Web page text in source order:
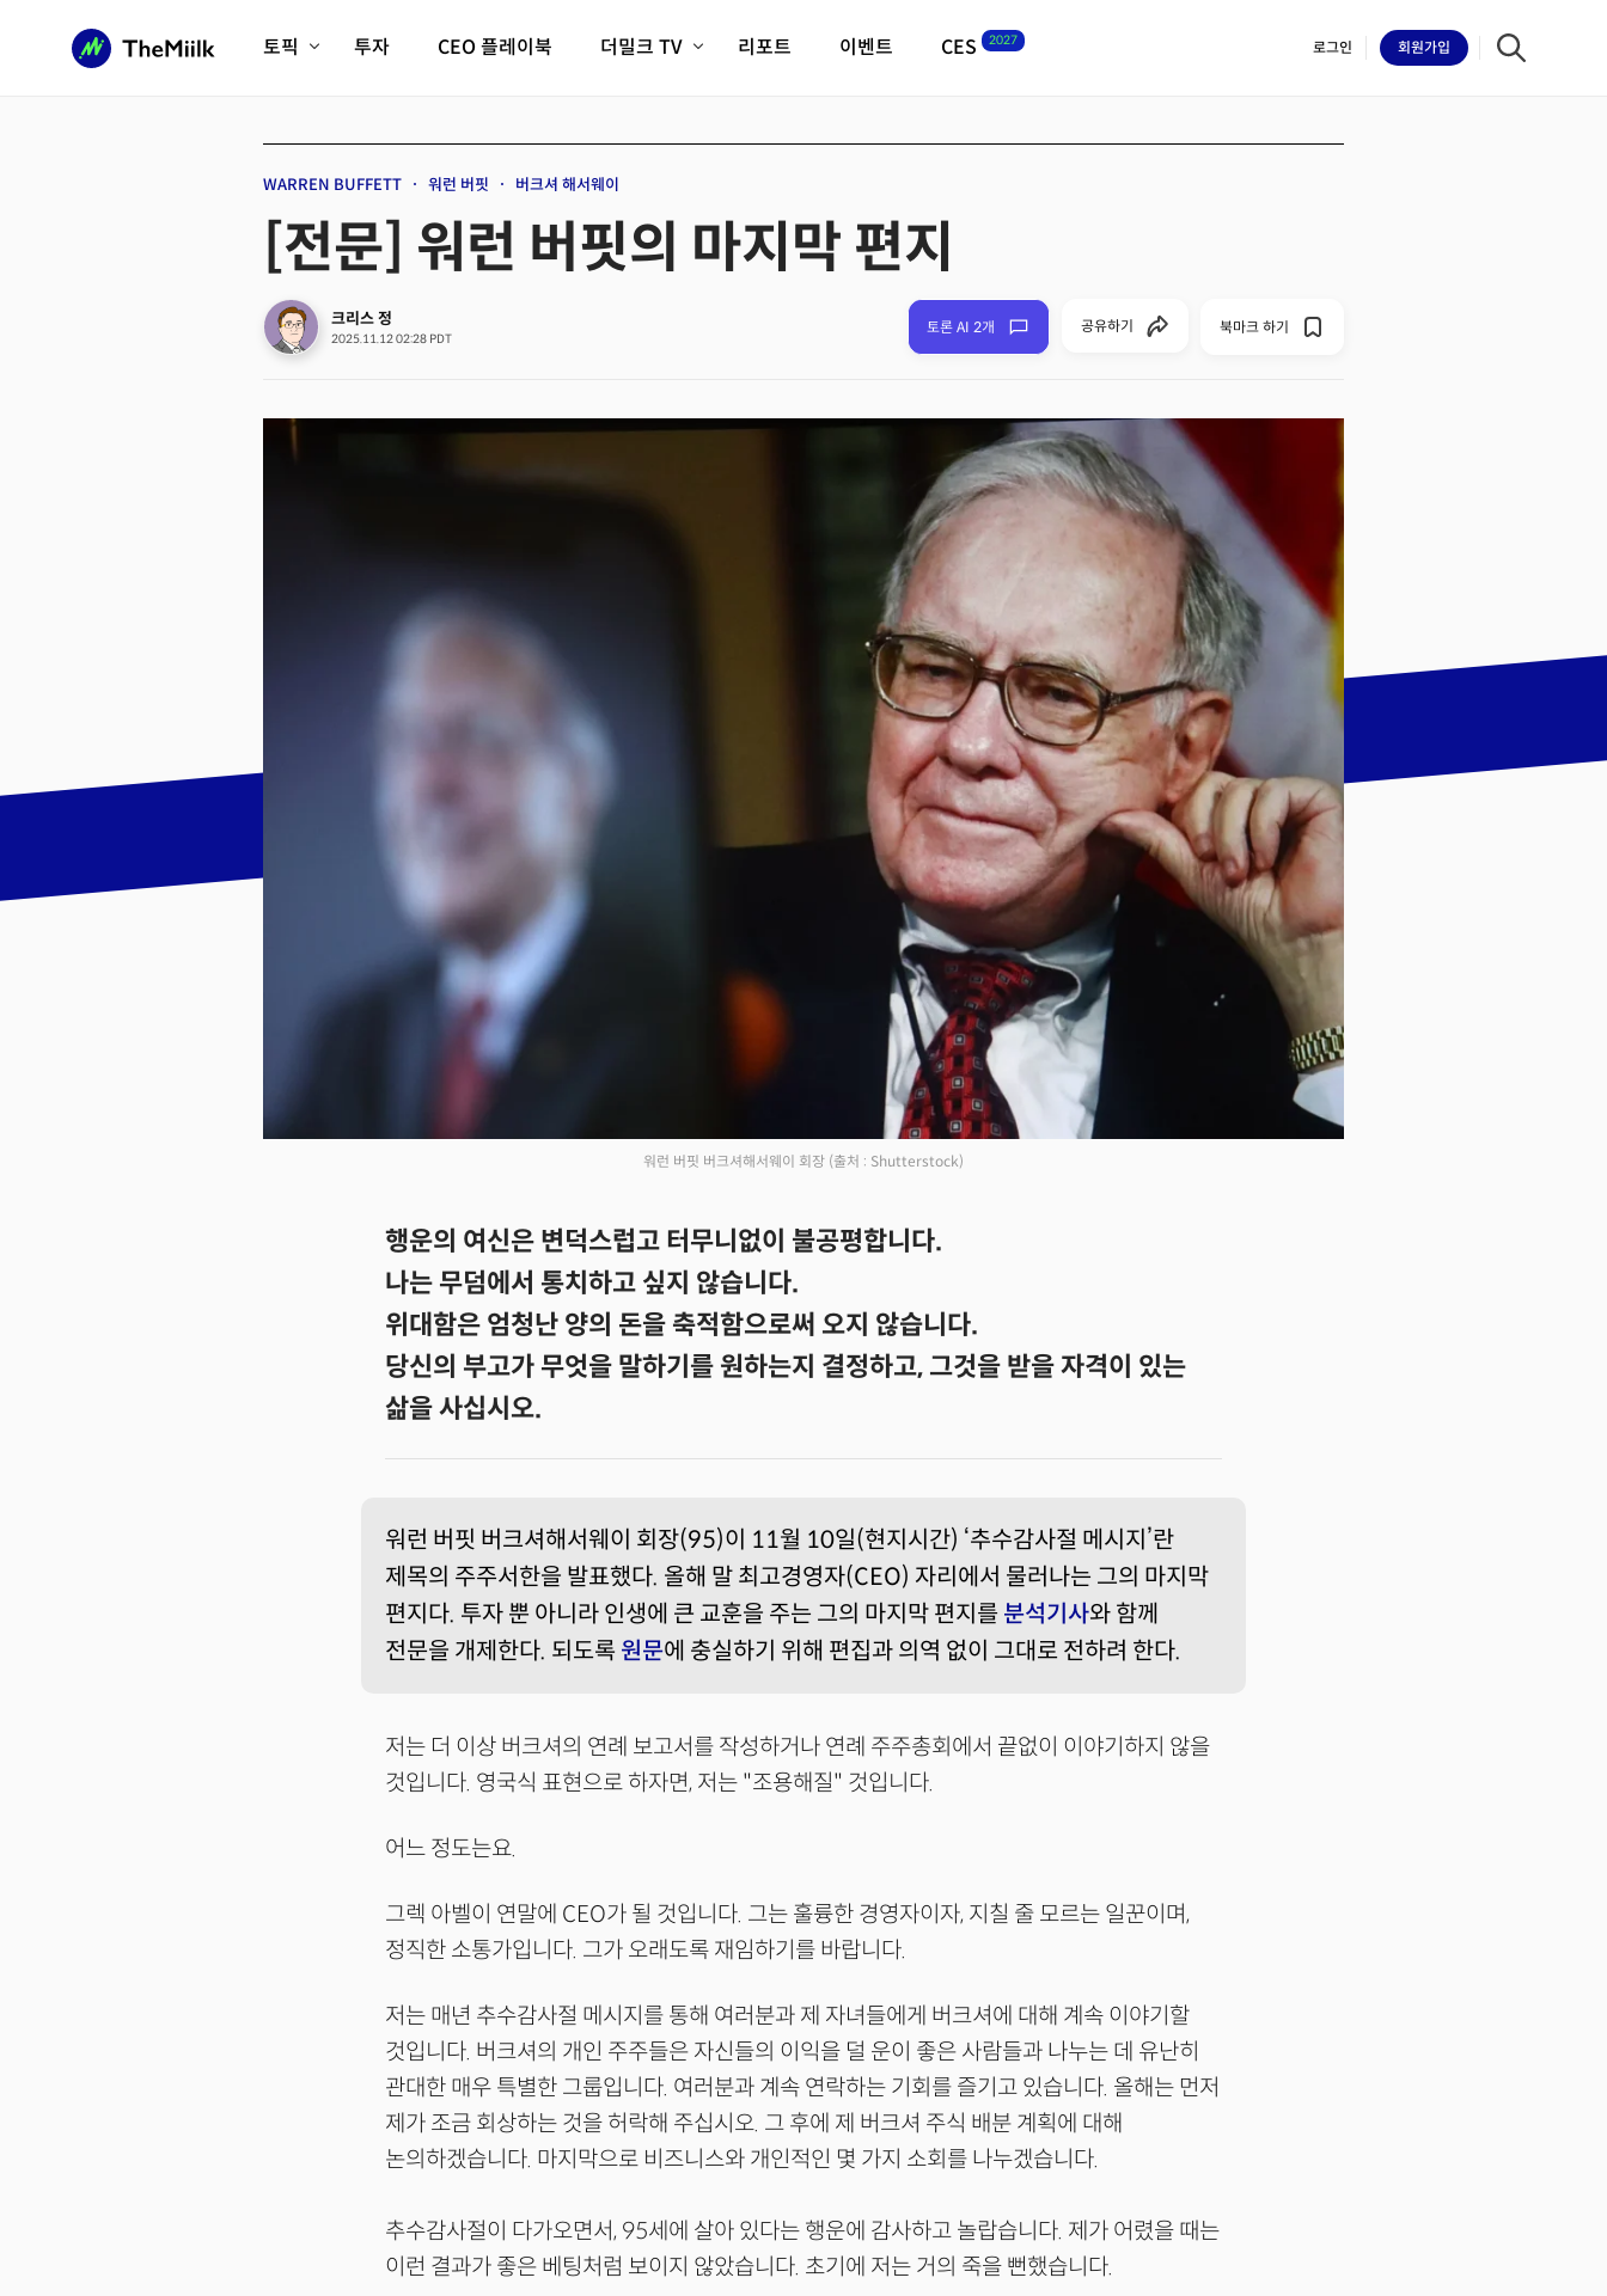
토픽
AX비즈니스혁명 미래 교육/직업
전체 기사 보기
투자 CEO 플레이북 더밀크 TV
크리스의 뉴욕 시그널
리포트 이벤트 CES 2027
필드 가이드
CES2027 with TheMiilk
로그인 회원가입
WARREN BUFFETT 워런 버핏 버크셔 해서웨이
[전문] 워런 버핏의 마지막 편지
크리스 정
2025.11.12 02:28 PDT
토론 AI 2개 공유하기
Facebook Twitter LinkedIn
기사링크 복사하기
북마크 하기
워런 버핏 버크셔해서웨이 회장 (출처 : Shutterstock)
행운의 여신은 변덕스럽고 터무니없이 불공평합니다.
나는 무덤에서 통치하고 싶지 않습니다.
위대함은 엄청난 양의 돈을 축적함으로써 오지 않습니다.
당신의 부고가 무엇을 말하기를 원하는지 결정하고, 그것을 받을 자격이 있는
삶을 사십시오.
워런 버핏 버크셔해서웨이 회장(95)이 11월 10일(현지시간) ‘추수감사절 메시지’란
제목의 주주서한을 발표했다. 올해 말 최고경영자(CEO) 자리에서 물러나는 그의 마지막
편지다. 투자 뿐 아니라 인생에 큰 교훈을 주는 그의 마지막 편지를 분석기사와 함께
전문을 개제한다. 되도록 원문에 충실하기 위해 편집과 의역 없이 그대로 전하려 한다.
저는 더 이상 버크셔의 연례 보고서를 작성하거나 연례 주주총회에서 끝없이 이야기하지 않을
것입니다. 영국식 표현으로 하자면, 저는 "조용해질" 것입니다.
어느 정도는요.
그렉 아벨이 연말에 CEO가 될 것입니다. 그는 훌륭한 경영자이자, 지칠 줄 모르는 일꾼이며,
정직한 소통가입니다. 그가 오래도록 재임하기를 바랍니다.
저는 매년 추수감사절 메시지를 통해 여러분과 제 자녀들에게 버크셔에 대해 계속 이야기할
것입니다. 버크셔의 개인 주주들은 자신들의 이익을 덜 운이 좋은 사람들과 나누는 데 유난히
관대한 매우 특별한 그룹입니다. 여러분과 계속 연락하는 기회를 즐기고 있습니다. 올해는 먼저
제가 조금 회상하는 것을 허락해 주십시오. 그 후에 제 버크셔 주식 배분 계획에 대해
논의하겠습니다. 마지막으로 비즈니스와 개인적인 몇 가지 소회를 나누겠습니다.
추수감사절이 다가오면서, 95세에 살아 있다는 행운에 감사하고 놀랍습니다. 제가 어렸을 때는
이런 결과가 좋은 베팅처럼 보이지 않았습니다. 초기에 저는 거의 죽을 뻔했습니다.